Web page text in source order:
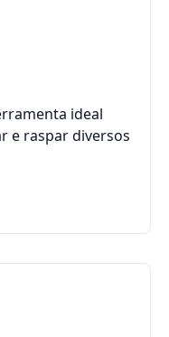
ideal
e raspar diversos